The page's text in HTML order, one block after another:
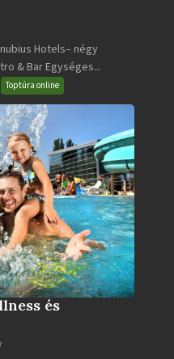
Hotels– négy
& Bar Egységes...
Toptúra online
és